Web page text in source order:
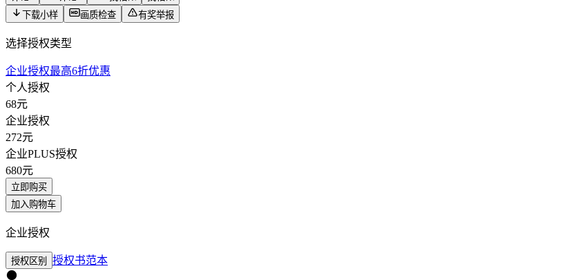
下载小样
画质检查 有奖举报
选择授权类型
企业授权最高6折优惠
个人授权
68元
企业授权
272元
企业PLUS授权
680元
立即购买
加入购物车
企业授权
授权区别 授权书范本